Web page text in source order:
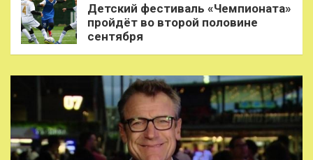
Детский фестиваль «Чемпионата»
пройдёт во второй половине
сентября